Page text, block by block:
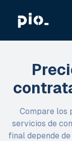
Compare los
servicios de
final depende